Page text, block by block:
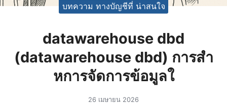
บทความ ทางบัญชีที่ น่าสนใจ
datawarehouse dbd
(datawarehouse dbd) การสำ
หการจัดการข้อมูลใ
26 เมษายน 2026